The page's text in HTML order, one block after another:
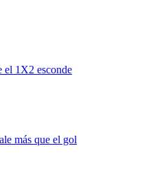
el 1X2 esconde
más que el gol